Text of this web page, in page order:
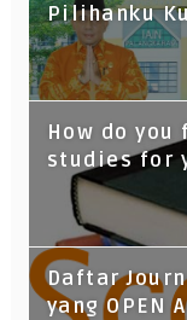
Pilihanku
How do
studies for
Daftar
yang OPEN